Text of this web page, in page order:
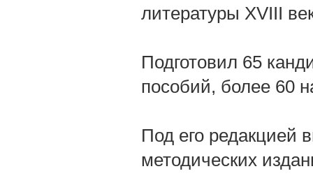
литературы XVIII
Подготовил 65
пособий, более 60
Под его редакцией
методических